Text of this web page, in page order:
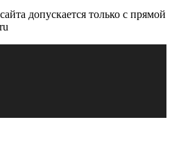
допускается только с прямой